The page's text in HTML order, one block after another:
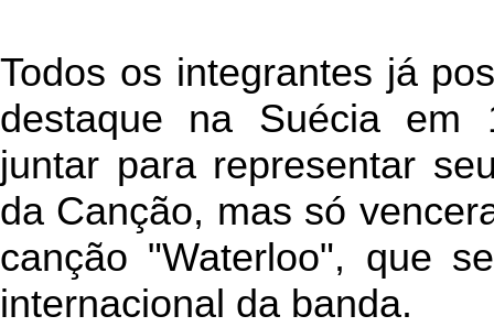
Todos os integrantes já
destaque na Suécia em
juntar para representar
da Canção, mas só
canção "Waterloo", que
internacional da banda.